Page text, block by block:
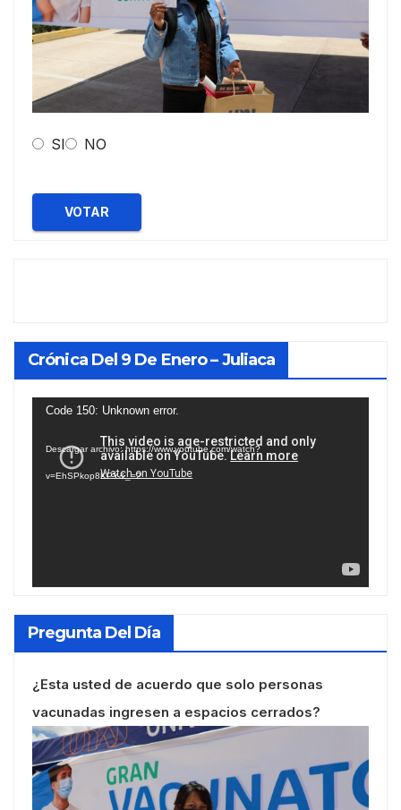
SI NO
VOTAR
Crónica Del 9 De Enero – Juliaca
Reproductor
vídeo
Code 150: Unknown error.
Descargar archivo: https://www.youtube.com/watch?
v=EhSPkop8KPY&_=2
Pregunta Del Día
¿Esta usted de acuerdo que solo personas
vacunadas ingresen a espacios cerrados?